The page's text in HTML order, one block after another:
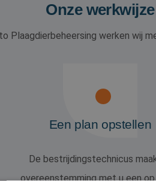
Onze werkwijze
Plaagdierbeheersing werken wij
Een plan opstellen
De bestrijdingstechnicus
overeenstemming met u een